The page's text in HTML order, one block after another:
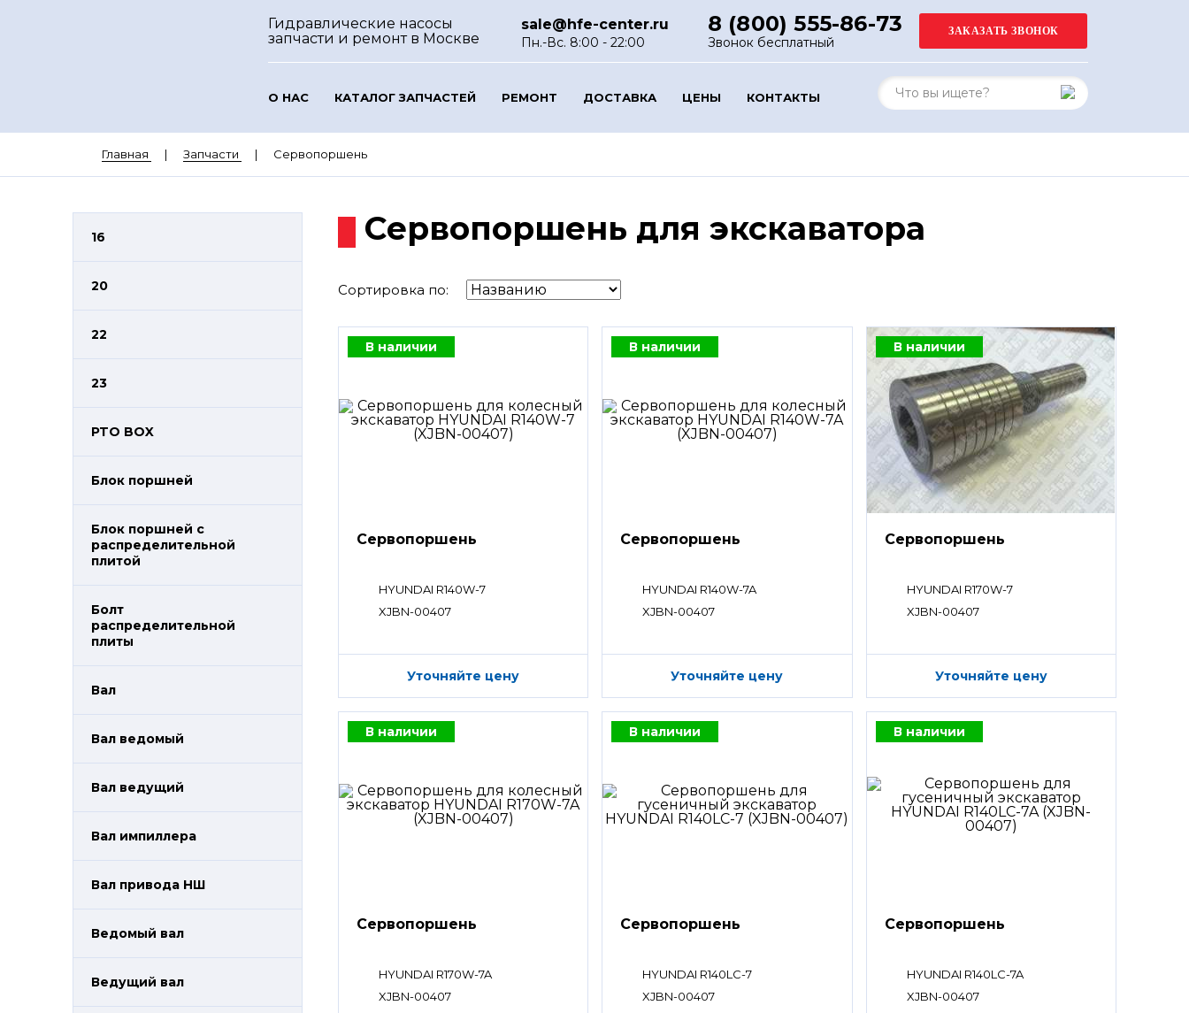
Гидравлические насосы
запчасти и ремонт в Москве
sale@hfe-center.ru
Пн.-Вс. 8:00 - 22:00
8 (800) 555-86-73
Звонок бесплатный
О НАС КАТАЛОГ ЗАПЧАСТЕЙ РЕМОНТ ДОСТАВКА ЦЕНЫ КОНТАКТЫ
Главная Запчасти Сервопоршень
16
20
22
23
PTO BOX
Блок поршней
Блок поршней c
распределительной
плитой
Болт
распределительной
плиты
Вал
Вал ведомый
Вал ведущий
Вал импиллера
Вал привода НШ
Ведомый вал
Ведущий вал
Сервопоршень для экскаватора
Сортировка по:
В наличии
Сервопоршень
HYUNDAI R140W-7
XJBN-00407
Уточняйте цену
В наличии
Сервопоршень
HYUNDAI R140W-7A
XJBN-00407
Уточняйте цену
В наличии
Сервопоршень
HYUNDAI R170W-7
XJBN-00407
Уточняйте цену
В наличии
Сервопоршень
HYUNDAI R170W-7A
XJBN-00407
В наличии
Сервопоршень
HYUNDAI R140LC-7
XJBN-00407
В наличии
Сервопоршень
HYUNDAI R140LC-7A
XJBN-00407